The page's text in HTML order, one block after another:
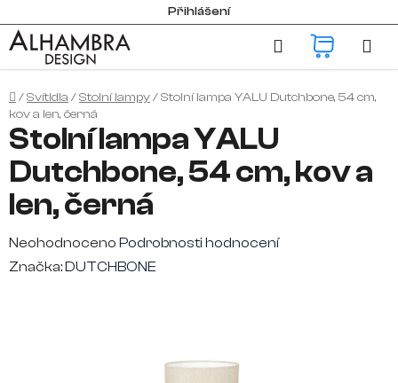
na
obsah
Přihlášení
Hledat
Domů
/Svítidla /Stolní lampy/Stolní lampa YALU Dutchbone, 54 cm,
kov a len, černá
Stolní lampa YALU
Dutchbone, 54 cm, kov a
len, černá
Průměrné
hodnocení
Neohodnoceno Podrobnosti hodnocení
Značka:DUTCHBONE